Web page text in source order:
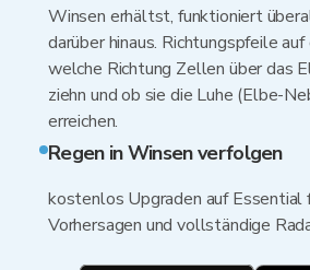
Winsen erhältst, funktioniert
darüber hinaus. Richtungspfeile
welche Richtung Zellen über das
ziehn und ob sie die Luhe (Elbe-
erreichen.
Regen in Winsen verfolgen
kostenlos Upgraden auf Essential
Vorhersagen und vollständige